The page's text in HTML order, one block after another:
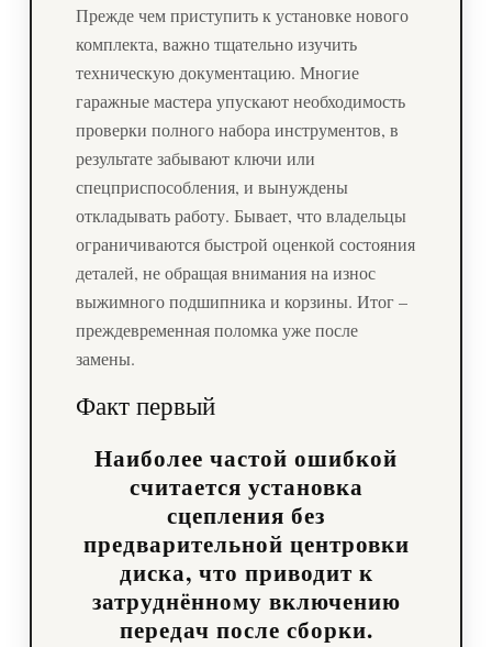
Прежде чем приступить к установке нового
комплекта, важно тщательно изучить
техническую документацию. Многие
гаражные мастера упускают необходимость
проверки полного набора инструментов, в
результате забывают ключи или
спецприспособления, и вынуждены
откладывать работу. Бывает, что владельцы
ограничиваются быстрой оценкой состояния
деталей, не обращая внимания на износ
выжимного подшипника и корзины. Итог –
преждевременная поломка уже после
замены.
Факт первый
Наиболее частой ошибкой
считается установка
сцепления без
предварительной центровки
диска, что приводит к
затруднённому включению
передач после сборки.